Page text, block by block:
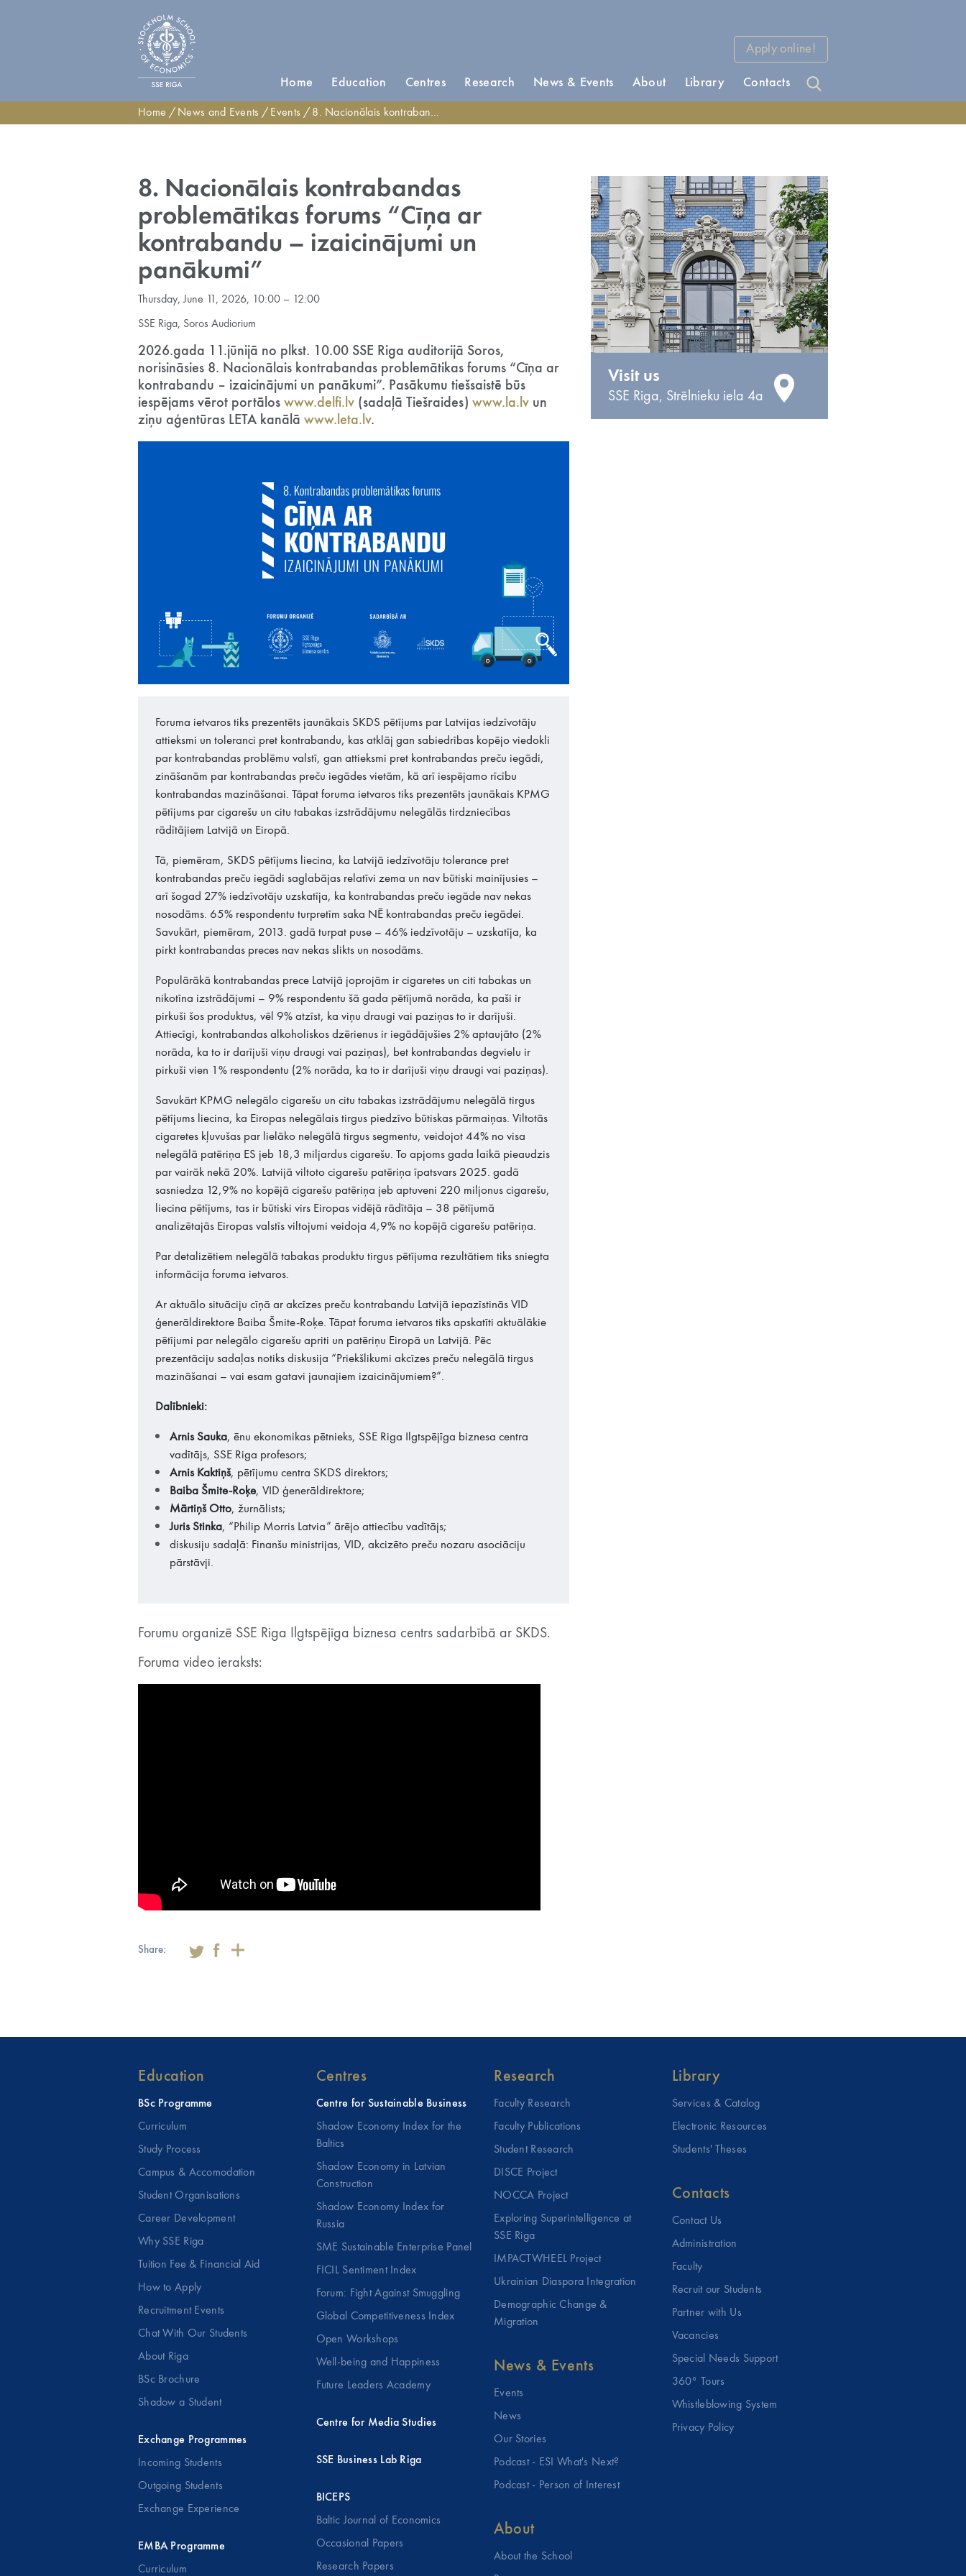
Apply online!
Home Education Centres Research News & Events About Library Contacts
Home News and Events Events 8. Nacionālais kontrabandas problemātikas forums “Cīņa ar kontrabandu – izaicinājumi un panākumi”
8. Nacionālais kontrabandas
problemātikas forums “Cīņa ar
kontrabandu – izaicinājumi un
panākumi”
Thursday, June 11, 2026, 10:00 – 12:00
SSE Riga, Soros Audiorium
2026.gada 11.jūnijā no plkst. 10.00 SSE Riga auditorijā Soros,
norisināsies 8. Nacionālais kontrabandas problemātikas forums “Cīņa ar
kontrabandu – izaicinājumi un panākumi”. Pasākumu tiešsaistē būs
iespējams vērot portālos www.delfi.lv (sadaļā Tiešraides) www.la.lv un
ziņu aģentūras LETA kanālā www.leta.lv.
Foruma ietvaros tiks prezentēts jaunākais SKDS pētījums par Latvijas iedzīvotāju
attieksmi un toleranci pret kontrabandu, kas atklāj gan sabiedrības kopējo viedokli
par kontrabandas problēmu valstī, gan attieksmi pret kontrabandas preču iegādi,
zināšanām par kontrabandas preču iegādes vietām, kā arī iespējamo rīcību
kontrabandas mazināšanai. Tāpat foruma ietvaros tiks prezentēts jaunākais KPMG
pētījums par cigarešu un citu tabakas izstrādājumu nelegālās tirdzniecības
rādītājiem Latvijā un Eiropā.
Tā, piemēram, SKDS pētījums liecina, ka Latvijā iedzīvotāju tolerance pret
kontrabandas preču iegādi saglabājas relatīvi zema un nav būtiski mainījusies –
arī šogad 27% iedzīvotāju uzskatīja, ka kontrabandas preču iegāde nav nekas
nosodāms. 65% respondentu turpretīm saka NĒ kontrabandas preču iegādei.
Savukārt, piemēram, 2013. gadā turpat puse – 46% iedzīvotāju – uzskatīja, ka
pirkt kontrabandas preces nav nekas slikts un nosodāms.
Populārākā kontrabandas prece Latvijā joprojām ir cigaretes un citi tabakas un
nikotīna izstrādājumi – 9% respondentu šā gada pētījumā norāda, ka paši ir
pirkuši šos produktus, vēl 9% atzīst, ka viņu draugi vai paziņas to ir darījuši.
Attiecīgi, kontrabandas alkoholiskos dzērienus ir iegādājušies 2% aptaujāto (2%
norāda, ka to ir darījuši viņu draugi vai paziņas), bet kontrabandas degvielu ir
pirkuši vien 1% respondentu (2% norāda, ka to ir darījuši viņu draugi vai paziņas).
Savukārt KPMG nelegālo cigarešu un citu tabakas izstrādājumu nelegālā tirgus
pētījums liecina, ka Eiropas nelegālais tirgus piedzīvo būtiskas pārmaiņas. Viltotās
cigaretes kļuvušas par lielāko nelegālā tirgus segmentu, veidojot 44% no visa
nelegālā patēriņa ES jeb 18,3 miljardus cigarešu. To apjoms gada laikā pieaudzis
par vairāk nekā 20%. Latvijā viltoto cigarešu patēriņa īpatsvars 2025. gadā
sasniedza 12,9% no kopējā cigarešu patēriņa jeb aptuveni 220 miljonus cigarešu,
liecina pētījums, tas ir būtiski virs Eiropas vidējā rādītāja – 38 pētījumā
analizētajās Eiropas valstīs viltojumi veidoja 4,9% no kopējā cigarešu patēriņa.
Par detalizētiem nelegālā tabakas produktu tirgus pētījuma rezultātiem tiks sniegta
informācija foruma ietvaros.
Ar aktuālo situāciju cīņā ar akcīzes preču kontrabandu Latvijā iepazīstinās VID
ģenerāldirektore Baiba Šmite-Roķe. Tāpat foruma ietvaros tiks apskatīti aktuālākie
pētījumi par nelegālo cigarešu apriti un patēriņu Eiropā un Latvijā. Pēc
prezentāciju sadaļas notiks diskusija “Priekšlikumi akcīzes preču nelegālā tirgus
mazināšanai – vai esam gatavi jaunajiem izaicinājumiem?”.
Dalībnieki:
Arnis Sauka, ēnu ekonomikas pētnieks, SSE Riga Ilgtspējīga biznesa centra
vadītājs, SSE Riga profesors;
Arnis Kaktiņš, pētījumu centra SKDS direktors;
Baiba Šmite-Roķe, VID ģenerāldirektore;
Mārtiņš Otto, žurnālists;
Juris Stinka, “Philip Morris Latvia” ārējo attiecību vadītājs;
diskusiju sadaļā: Finanšu ministrijas, VID, akcizēto preču nozaru asociāciju
pārstāvji.
Forumu organizē SSE Riga Ilgtspējīga biznesa centrs sadarbībā ar SKDS.
Foruma video ieraksts:
Share:
Visit us
SSE Riga, Strēlnieku iela 4a
Education
BSc Programme
Curriculum
Study Process
Campus & Accomodation
Student Organisations
Career Development
Why SSE Riga
Tuition Fee & Financial Aid
How to Apply
Recruitment Events
Chat With Our Students
About Riga
BSc Brochure
Shadow a Student
Exchange Programmes
Incoming Students
Outgoing Students
Exchange Experience
EMBA Programme
Curriculum
Centres
Centre for Sustainable Business
Shadow Economy Index for the
Baltics
Shadow Economy in Latvian
Construction
Shadow Economy Index for
Russia
SME Sustainable Enterprise Panel
FICIL Sentiment Index
Forum: Fight Against Smuggling
Global Competitiveness Index
Open Workshops
Well-being and Happiness
Future Leaders Academy
Centre for Media Studies
SSE Business Lab Riga
BICEPS
Baltic Journal of Economics
Occasional Papers
Research Papers
Research
Faculty Research
Faculty Publications
Student Research
DISCE Project
NOCCA Project
Exploring Superintelligence at
SSE Riga
IMPACTWHEEL Project
Ukrainian Diaspora Integration
Demographic Change &
Migration
News & Events
Events
News
Our Stories
Podcast - ESI What's Next?
Podcast - Person of Interest
About
About the School
Library
Services & Catalog
Electronic Resources
Students' Theses
Contacts
Contact Us
Administration
Faculty
Recruit our Students
Partner with Us
Vacancies
Special Needs Support
360° Tours
Whistleblowing System
Privacy Policy